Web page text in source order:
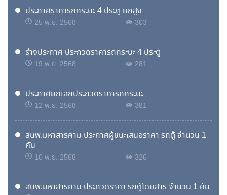
ประกาศราคารถกระบะ 4 ประตู ยกสูง
25 พ.ย. 2568 303
ร่างประกาศ ประกวดราคารถกระบะ 4 ประตู
19 พ.ย. 2568 281
ประกาศยกเลิกประกวดราคารถกระบะ
12 พ.ย. 2568 381
สนพ.มหาสารคาม ประกาศผู้ชนะเสนอราคา รถตู้ จำนวน 1
คัน
10 พ.ย. 2568 326
สนพ.มหาสารคาม ประกวดราคา รถตู้โดยสาร จำนวน 1 คัน